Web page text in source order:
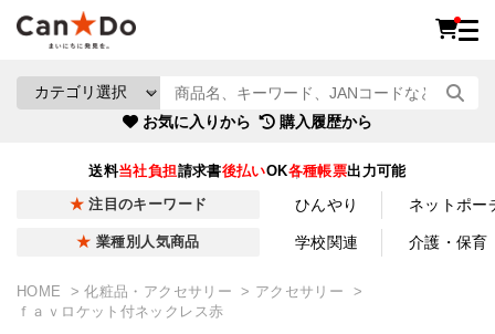
お気に入りから 購入履歴から
送料当社負担請求書後払いOK各種帳票出力可能
注目のキーワード ひんやり ネットポー
業種別人気商品 学校関連 介護・保育
HOME 化粧品・アクセサリー
アクセサリー
ｆａｖロケット付ネックレス赤